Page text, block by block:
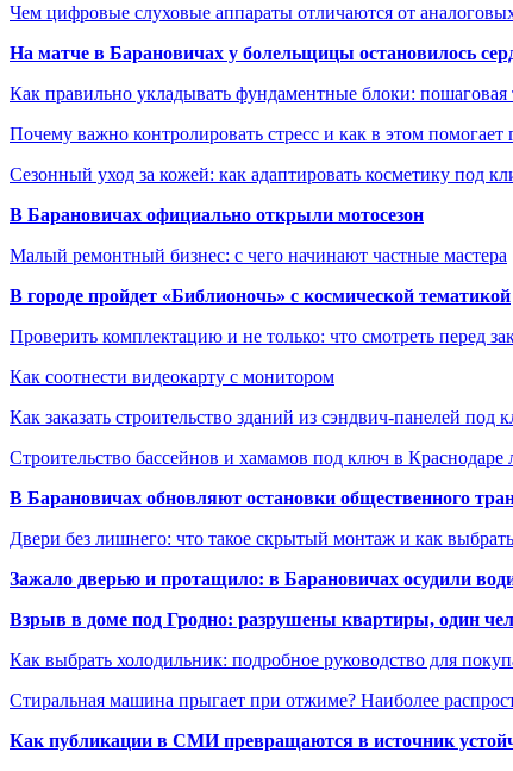
Чем цифровые слуховые аппараты отличаются от
На матче в Барановичах у болельщицы остановилось
Как правильно укладывать фундаментные блоки: пошаговая
Почему важно контролировать стресс и как в этом помогает
Сезонный уход за кожей: как адаптировать косметику под
В Барановичах официально открыли мотосезон
Малый ремонтный бизнес: с чего начинают частные мастера
В городе пройдет «Библионочь» с космической тематикой
Проверить комплектацию и не только: что смотреть перед
Как соотнести видеокарту с монитором
Как заказать строительство зданий из сэндвич-панелей под
Строительство бассейнов и хамамов под ключ в
В Барановичах обновляют остановки общественного
Двери без лишнего: что такое скрытый монтаж и как
Зажало дверью и протащило: в Барановичах осудили
Взрыв в доме под Гродно: разрушены квартиры, один
Как выбрать холодильник: подробное руководство для
Стиральная машина прыгает при отжиме? Наиболее
Как публикации в СМИ превращаются в источник